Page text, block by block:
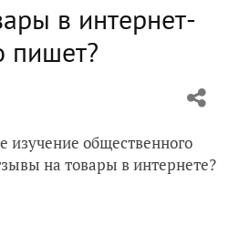
в интернет-
пишет?
изучение общественного
на товары в интернете?